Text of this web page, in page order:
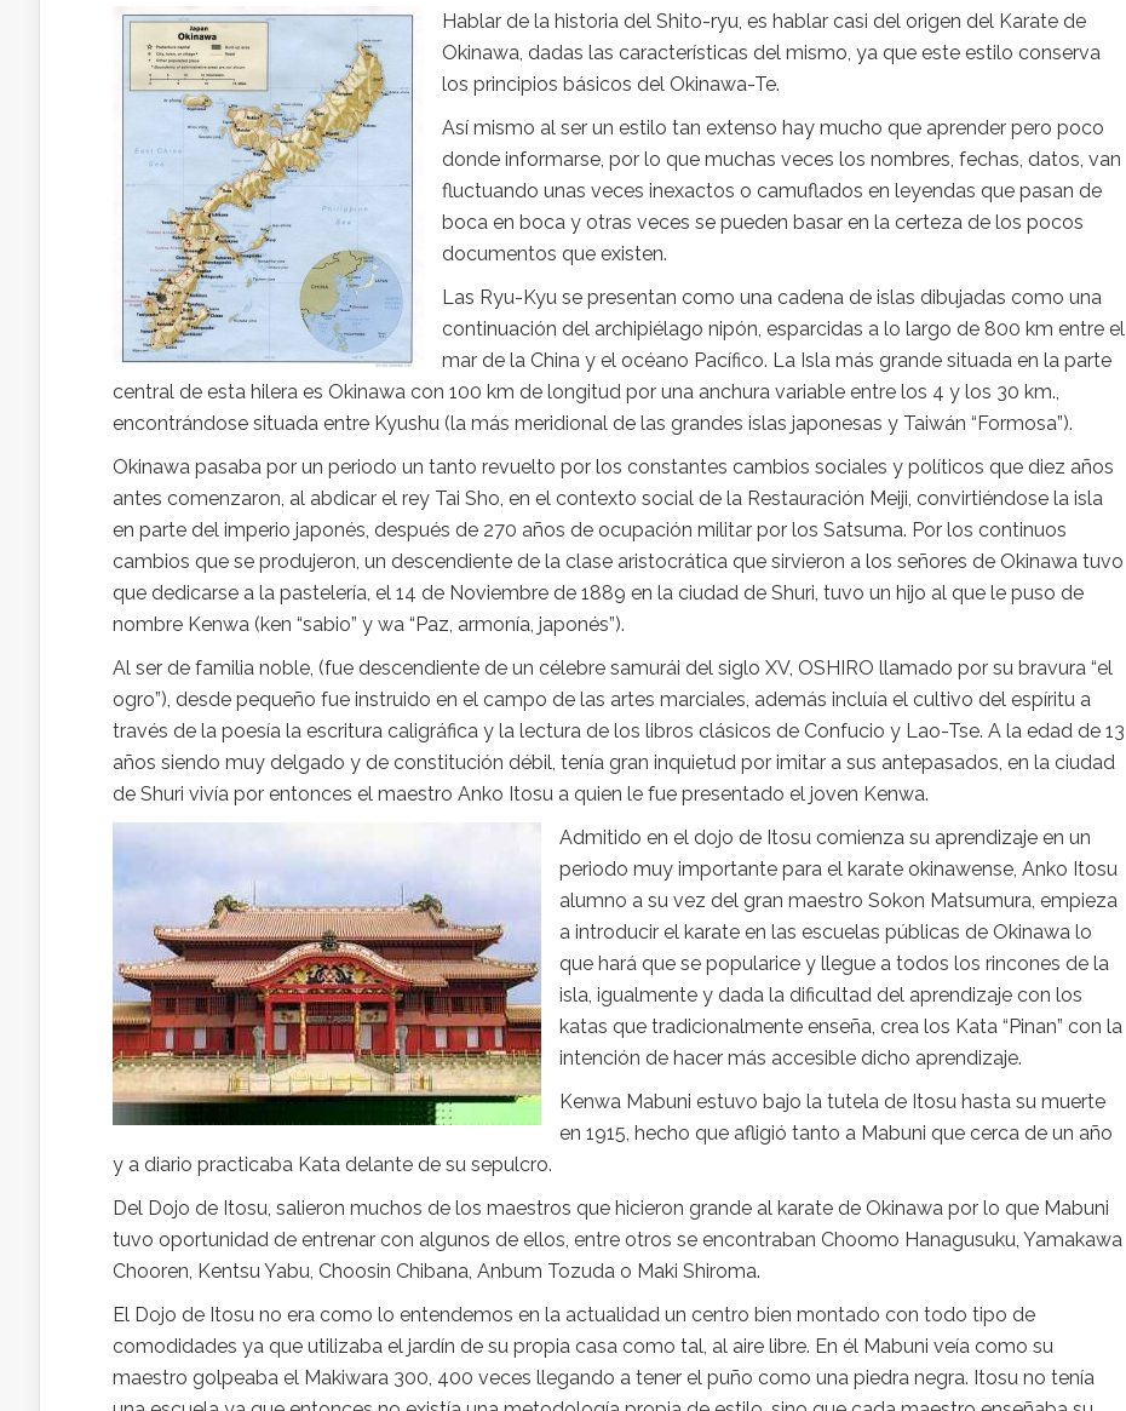
Hablar de la historia del Shito-ryu, es hablar casi del origen del Karate de
Okinawa, dadas las características del mismo, ya que este estilo conserva
los principios básicos del Okinawa-Te.
Así mismo al ser un estilo tan extenso hay mucho que aprender pero poco
donde informarse, por lo que muchas veces los nombres, fechas, datos, van
fluctuando unas veces inexactos o camuflados en leyendas que pasan de
boca en boca y otras veces se pueden basar en la certeza de los pocos
documentos que existen.
Las Ryu-Kyu se presentan como una cadena de islas dibujadas como una
continuación del archipiélago nipón, esparcidas a lo largo de 800 km entre el
mar de la China y el océano Pacífico. La Isla más grande situada en la parte
central de esta hilera es Okinawa con 100 km de longitud por una anchura variable entre los 4 y los 30 km.,
encontrándose situada entre Kyushu (la más meridional de las grandes islas japonesas y Taiwán “Formosa”).
Okinawa pasaba por un periodo un tanto revuelto por los constantes cambios sociales y políticos que diez años
antes comenzaron, al abdicar el rey Tai Sho, en el contexto social de la Restauración Meiji, convirtiéndose la isla
en parte del imperio japonés, después de 270 años de ocupación militar por los Satsuma. Por los continuos
cambios que se produjeron, un descendiente de la clase aristocrática que sirvieron a los señores de Okinawa tuvo
que dedicarse a la pastelería, el 14 de Noviembre de 1889 en la ciudad de Shuri, tuvo un hijo al que le puso de
nombre Kenwa (ken “sabio” y wa “Paz, armonía, japonés”).
Al ser de familia noble, (fue descendiente de un célebre samurái del siglo XV, OSHIRO llamado por su bravura “el
ogro”), desde pequeño fue instruido en el campo de las artes marciales, además incluía el cultivo del espíritu a
través de la poesía la escritura caligráfica y la lectura de los libros clásicos de Confucio y Lao-Tse. A la edad de 13
años siendo muy delgado y de constitución débil, tenía gran inquietud por imitar a sus antepasados, en la ciudad
de Shuri vivía por entonces el maestro Anko Itosu a quien le fue presentado el joven Kenwa.
Admitido en el dojo de Itosu comienza su aprendizaje en un
periodo muy importante para el karate okinawense, Anko Itosu
alumno a su vez del gran maestro Sokon Matsumura, empieza
a introducir el karate en las escuelas públicas de Okinawa lo
que hará que se popularice y llegue a todos los rincones de la
isla, igualmente y dada la dificultad del aprendizaje con los
katas que tradicionalmente enseña, crea los Kata “Pinan” con la
intención de hacer más accesible dicho aprendizaje.
Kenwa Mabuni estuvo bajo la tutela de Itosu hasta su muerte
en 1915, hecho que afligió tanto a Mabuni que cerca de un año
y a diario practicaba Kata delante de su sepulcro.
Del Dojo de Itosu, salieron muchos de los maestros que hicieron grande al karate de Okinawa por lo que Mabuni
tuvo oportunidad de entrenar con algunos de ellos, entre otros se encontraban Choomo Hanagusuku, Yamakawa
Chooren, Kentsu Yabu, Choosin Chibana, Anbum Tozuda o Maki Shiroma.
El Dojo de Itosu no era como lo entendemos en la actualidad un centro bien montado con todo tipo de
comodidades ya que utilizaba el jardín de su propia casa como tal, al aire libre. En él Mabuni veía como su
maestro golpeaba el Makiwara 300, 400 veces llegando a tener el puño como una piedra negra. Itosu no tenía